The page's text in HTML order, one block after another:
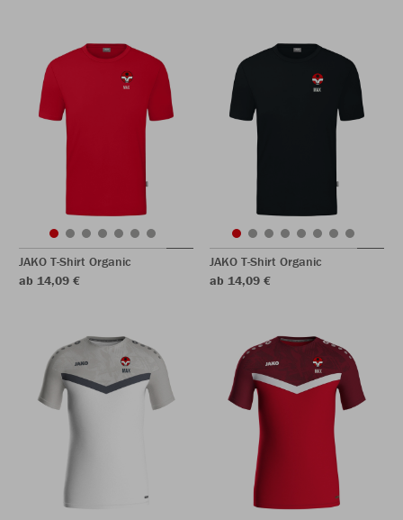
JAKO T-Shirt Organic
ab 14,09 €
JAKO T-Shirt Organic
ab 14,09 €